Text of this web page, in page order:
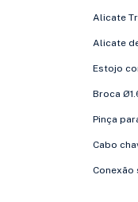
Alicate
Alicate
Estojo
Broca
Pinça
Cabo
Conexão